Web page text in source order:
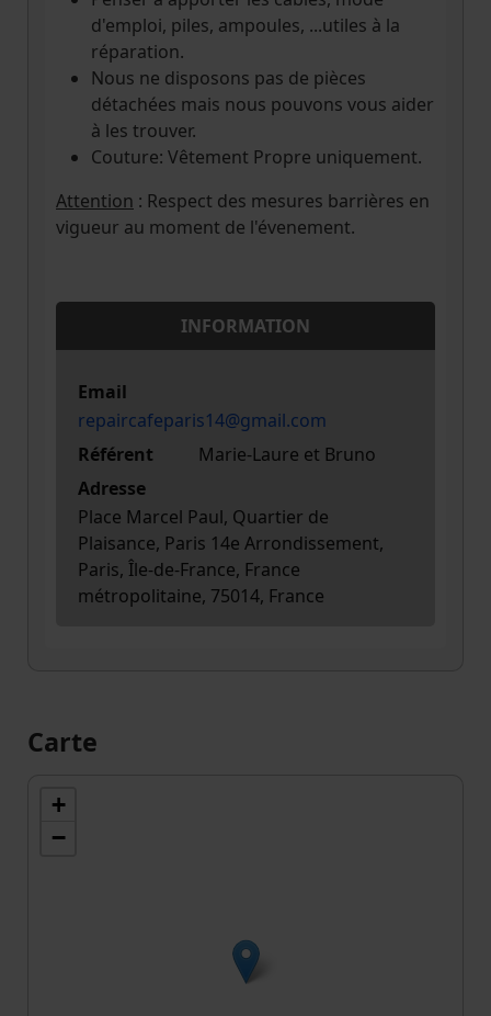
d'emploi, piles, ampoules, ...utiles à la
réparation.
Nous ne disposons pas de pièces
détachées mais nous pouvons vous aider
à les trouver.
Couture: Vêtement Propre uniquement.
Attention : Respect des mesures barrières en
vigueur au moment de l'évenement.
INFORMATION
Email
repaircafeparis14@gmail.com
Référent
Marie-Laure et Bruno
Adresse
Place Marcel Paul, Quartier de
Plaisance, Paris 14e Arrondissement,
Paris, Île-de-France, France
métropolitaine, 75014, France
Carte
+
−